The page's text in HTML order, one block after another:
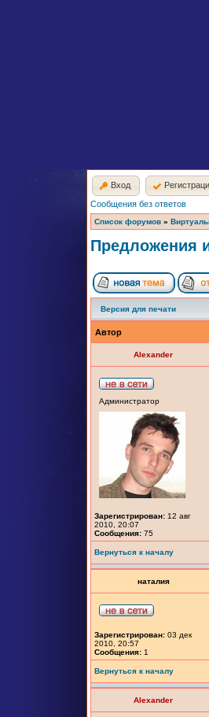
Вход
Сообщения без ответов
Список форумов »
Предложения
Версия для печати
Автор
Alexander
Администратор
Зарегистрирован: 12 авг
2010, 20:07
Сообщения: 75
Вернуться к началу
наталия
Зарегистрирован: 03 дек
2010, 20:57
Сообщения: 1
Вернуться к началу
Alexander